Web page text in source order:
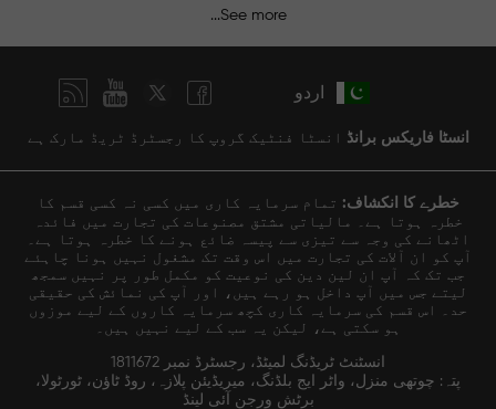
See more...
اردو
انسٹا فاریکس برانڈ انسٹا فنٹیک گروپ کا رجسٹرڈ ٹریڈ مارک ہے
خطرے کا انکشاف: تمام سرمایہ کاری میں کسی نہ کسی قسم کا
خطرہ ہوتا ہے۔ مالیاتی مشتق مصنوعات کی تجارت میں فائدہ
اٹھانے کی وجہ سے تیزی سے پیسہ ضائع ہونے کا خطرہ ہوتا ہے۔
آپ کو ان آلات کی تجارت میں اس وقت تک مشغول نہیں ہونا چاہئے
جب تک کہ آپ ان لین دین کی نوعیت کو مکمل طور پر نہیں سمجھ
لیتے جس میں آپ داخل ہو رہے ہیں، اور آپ کی نمائش کی حقیقی
حد۔ اس قسم کی سرمایہ کاری کچھ سرمایہ کاروں کے لیے موزوں
ہو سکتی ہے، لیکن یہ سب کے لیے نہیں ہیں۔
انسٹنٹ ٹریڈنگ لمیٹڈ، رجسٹرڈ نمبر 1811672
پتہ: چوتھی منزل، واٹر ایج بلڈنگ، میریڈیئن پلازہ، روڈ ٹاؤن، ٹورٹولا،
برٹش ورجن آئی لینڈ